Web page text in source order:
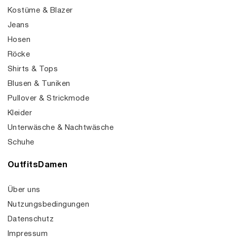
Kostüme & Blazer
Jeans
Hosen
Röcke
Shirts & Tops
Blusen & Tuniken
Pullover & Strickmode
Kleider
Unterwäsche & Nachtwäsche
Schuhe
OutfitsDamen
Über uns
Nutzungsbedingungen
Datenschutz
Impressum